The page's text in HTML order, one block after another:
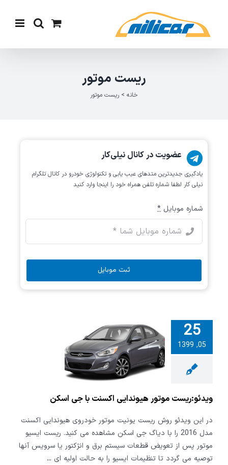
content
ریست موتور
خانه > ریست موتور
25
05, 1399
موتور
اسکن
ویدئو:ریست موتور هیوندایی اکسنت با جی اسکن
در این ویدئو روش ریست یونیت موتور خودروی هیوندایی اکسنت
مدل 2016 را با دیاگ جی اسکن مشاهده می کنید. ریست ایسیو
موتور پس از تعویض قطعات سیستم برق و انژکتور یا سرویس آنها
توصیه می گردد تا تنظیمات ایسیو را به حالت اولیه ای ...
عضویت در کانال نیلی‌کار
یادگیری جدیدترین متد‌های عیب یابی‌ و تکنولوژی خودرو در کانال تلگرام
نیلی کار لطفا شماره تلفن همراه خود را اینجا وارد کنید
شماره موبایل *
ثبت موبایل